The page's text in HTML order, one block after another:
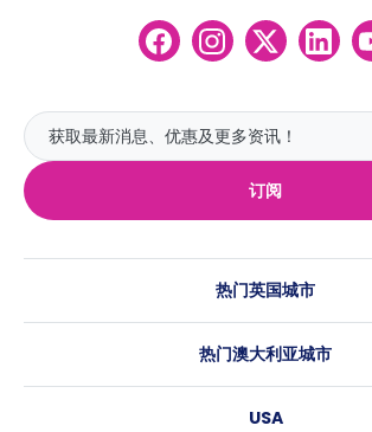
订阅
热门英国城市
伦敦
热门澳大利亚城市
USA